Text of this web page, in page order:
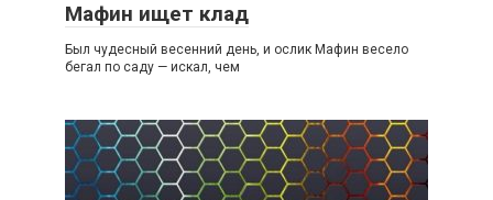
Мафин ищет клад
Был чудесный весенний день, и ослик Мафин весело
бегал по саду — искал, чем